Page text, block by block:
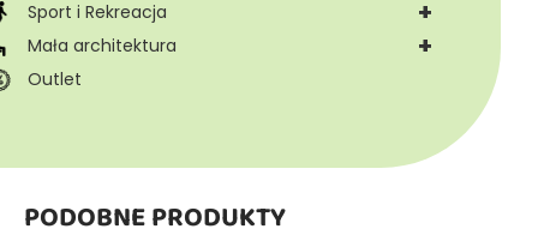
+
Sport i Rekreacja
+
Mała architektura
Outlet
PODOBNE PRODUKTY